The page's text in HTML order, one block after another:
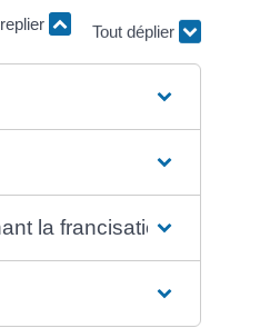
Tout déplier
la francisation